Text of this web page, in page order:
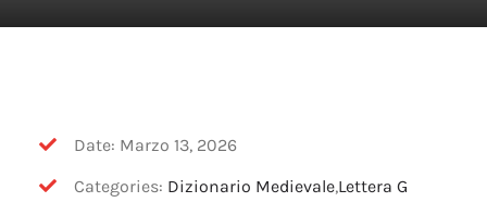
DIDATTICA
OFF TOPIC
CONTATTI
Date: Marzo 13, 2026
Categories: Dizionario Medievale,Lettera G